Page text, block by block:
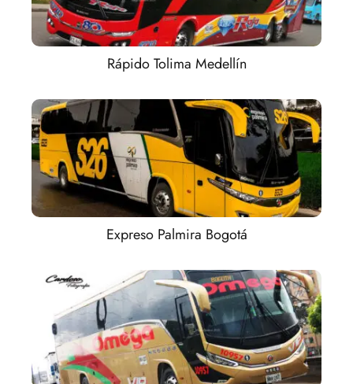
Rápido Tolima Medellín
Expreso Palmira Bogotá